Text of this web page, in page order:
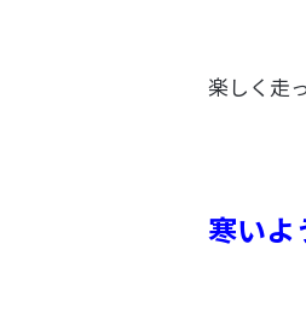
楽しく走
寒いよ